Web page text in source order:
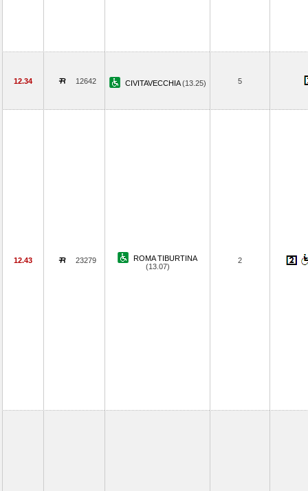
12.34 12642 CIVITAVECCHIA(13.25) 5
12.43 23279
ROMA TIBURTINA
(13.07)
2